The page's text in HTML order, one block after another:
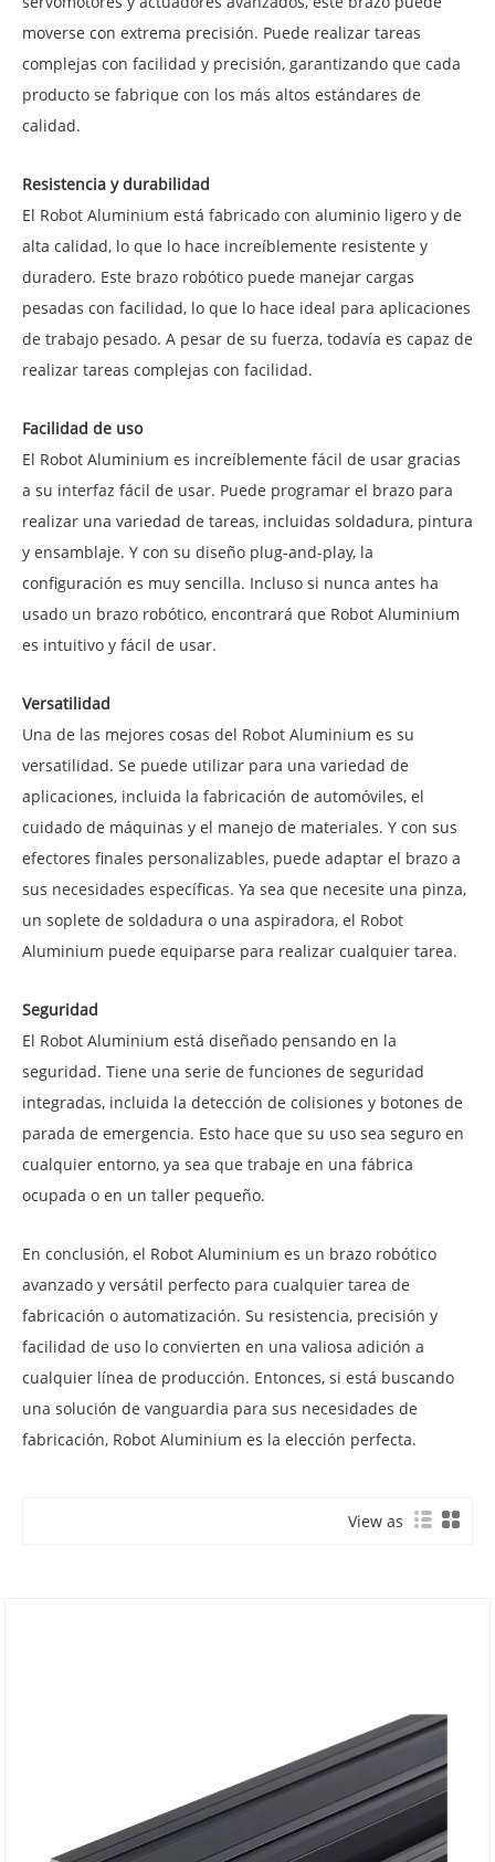
moverse con extrema precisión. Puede realizar tareas
complejas con facilidad y precisión, garantizando que cada
producto se fabrique con los más altos estándares de
calidad.
Resistencia y durabilidad
El Robot Aluminium está fabricado con aluminio ligero y de
alta calidad, lo que lo hace increíblemente resistente y
duradero. Este brazo robótico puede manejar cargas
pesadas con facilidad, lo que lo hace ideal para aplicaciones
de trabajo pesado. A pesar de su fuerza, todavía es capaz de
realizar tareas complejas con facilidad.
Facilidad de uso
El Robot Aluminium es increíblemente fácil de usar gracias
a su interfaz fácil de usar. Puede programar el brazo para
realizar una variedad de tareas, incluidas soldadura, pintura
y ensamblaje. Y con su diseño plug-and-play, la
configuración es muy sencilla. Incluso si nunca antes ha
usado un brazo robótico, encontrará que Robot Aluminium
es intuitivo y fácil de usar.
Versatilidad
Una de las mejores cosas del Robot Aluminium es su
versatilidad. Se puede utilizar para una variedad de
aplicaciones, incluida la fabricación de automóviles, el
cuidado de máquinas y el manejo de materiales. Y con sus
efectores finales personalizables, puede adaptar el brazo a
sus necesidades específicas. Ya sea que necesite una pinza,
un soplete de soldadura o una aspiradora, el Robot
Aluminium puede equiparse para realizar cualquier tarea.
Seguridad
El Robot Aluminium está diseñado pensando en la
seguridad. Tiene una serie de funciones de seguridad
integradas, incluida la detección de colisiones y botones de
parada de emergencia. Esto hace que su uso sea seguro en
cualquier entorno, ya sea que trabaje en una fábrica
ocupada o en un taller pequeño.
En conclusión, el Robot Aluminium es un brazo robótico
avanzado y versátil perfecto para cualquier tarea de
fabricación o automatización. Su resistencia, precisión y
facilidad de uso lo convierten en una valiosa adición a
cualquier línea de producción. Entonces, si está buscando
una solución de vanguardia para sus necesidades de
fabricación, Robot Aluminium es la elección perfecta.
View as